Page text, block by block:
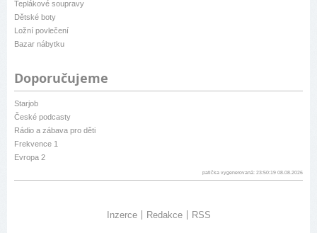
Teplákové soupravy
Dětské boty
Ložní povlečení
Bazar nábytku
Doporučujeme
Starjob
České podcasty
Rádio a zábava pro děti
Frekvence 1
Evropa 2
patička vygenerovaná: 23:50:19 08.08.2026
Inzerce Redakce RSS